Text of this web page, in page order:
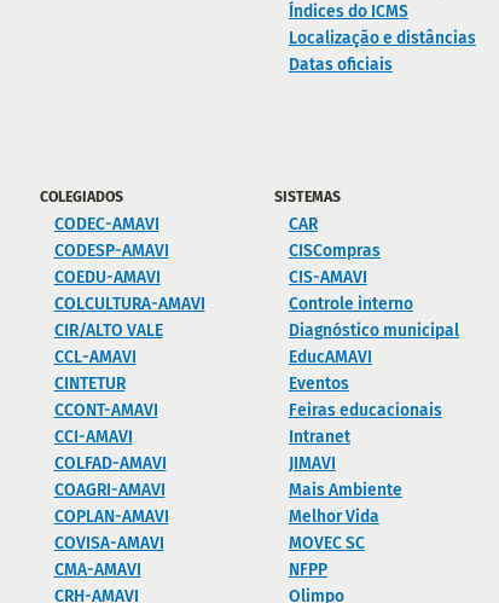
Índices do ICMS
Localização e distâncias
Datas oficiais
COLEGIADOS
CODEC-AMAVI
CODESP-AMAVI
COEDU-AMAVI
COLCULTURA-AMAVI
CIR/ALTO VALE
CCL-AMAVI
CINTETUR
CCONT-AMAVI
CCI-AMAVI
COLFAD-AMAVI
COAGRI-AMAVI
COPLAN-AMAVI
COVISA-AMAVI
CMA-AMAVI
CRH-AMAVI
SISTEMAS
CAR
CISCompras
CIS-AMAVI
Controle interno
Diagnóstico municipal
EducAMAVI
Eventos
Feiras educacionais
Intranet
JIMAVI
Mais Ambiente
Melhor Vida
MOVEC SC
NFPP
Olimpo